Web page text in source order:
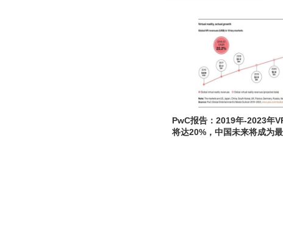
PwC报告：2019年-2023年
将达20%，中国未来将成为